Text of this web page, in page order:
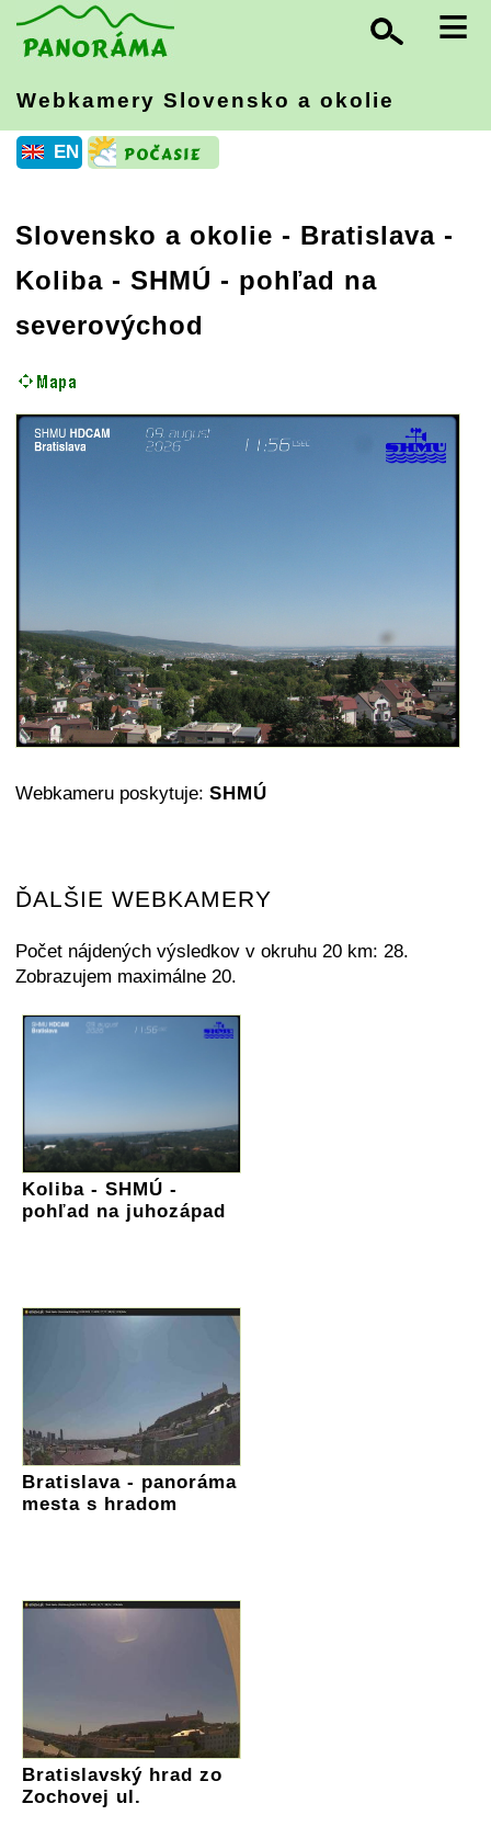
≡
Webkamery Slovensko a okolie
EN
Slovensko a okolie - Bratislava -
Koliba - SHMÚ - pohľad na
severovýchod
Webkameru poskytuje: SHMÚ
ĎALŠIE WEBKAMERY
Počet nájdených výsledkov v okruhu 20 km: 28.
Zobrazujem maximálne 20.
Koliba - SHMÚ -
pohľad na juhozápad
Bratislava - panoráma
mesta s hradom
Bratislavský hrad zo
Zochovej ul.